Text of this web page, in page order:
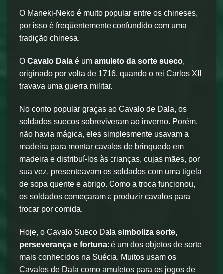
O Maneki-Neko é muito popular entre os chineses,
por isso é freqüentemente confundido com uma
tradição chinesa.
O Cavalo Dala é um amuleto da sorte sueco,
originado por volta de 1716, quando o rei Carlos XII
travava uma guerra militar.
No conto popular graças ao Cavalo de Dala, os
soldados suecos sobreviveram ao inverno. Porém,
não havia mágica, eles simplesmente usavam a
madeira para montar cavalos de brinquedo em
madeira e distribuí-los às crianças, cujas mães, por
sua vez, presenteavam os soldados com uma tigela
de sopa quente e abrigo. Como a troca funcionou,
os soldados começaram a produzir cavalos para
trocar por comida.
Hoje, o Cavalo Sueco Dala simboliza sorte,
perseverança e fortuna: é um dos objetos de sorte
mais conhecidos na Suécia. Muitos usam os
Cavalos de Dala como amuletos para os jogos de